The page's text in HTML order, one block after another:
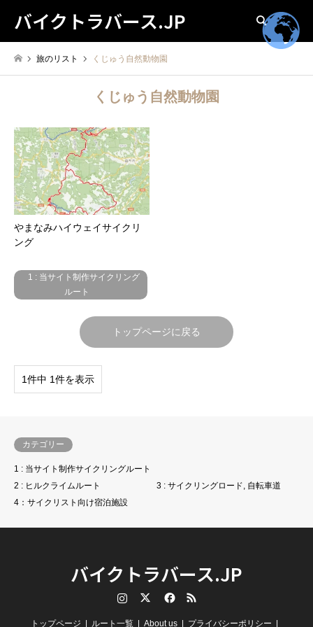
バイクトラバース.JP 検索
旅のリスト くじゅう自然動物園
くじゅう自然動物園
やまなみハイウェイサイクリ
ング
1 : 当サイト制作サイクリング
ルート
トップページに戻る
1件中 1件を表示
カテゴリー
1 : 当サイト制作サイクリングルート
2 : ヒルクライムルート
3 : サイクリングロード, 自転車道
4：サイクリスト向け宿泊施設
バイクトラバース.JP
RSS
トップページ ルート一覧 About us プライバシーポリシー